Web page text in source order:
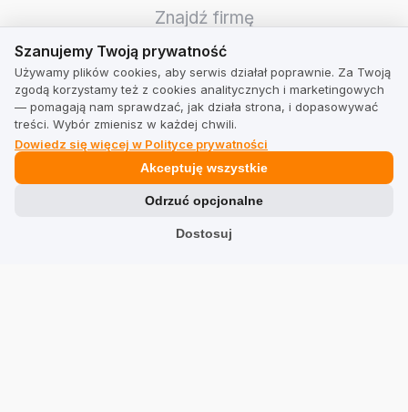
Znajdź firmę
TrustMate
Kontakt
Informacje dla akcjonariuszy
Blog
Opinie o nas
Partnerzy
Szanujemy Twoją prywatność
Używamy plików cookies, aby serwis działał poprawnie. Za Twoją
zgodą korzystamy też z cookies analitycznych i marketingowych
— pomagają nam sprawdzać, jak działa strona, i dopasowywać
treści. Wybór zmienisz w każdej chwili.
Dowiedz się więcej w Polityce prywatności
Dostosuj
Odrzuć opcjonalne
Akceptuję wszystkie